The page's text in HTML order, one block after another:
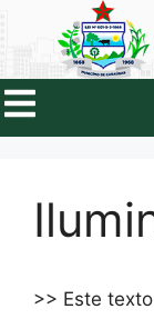
>> Este